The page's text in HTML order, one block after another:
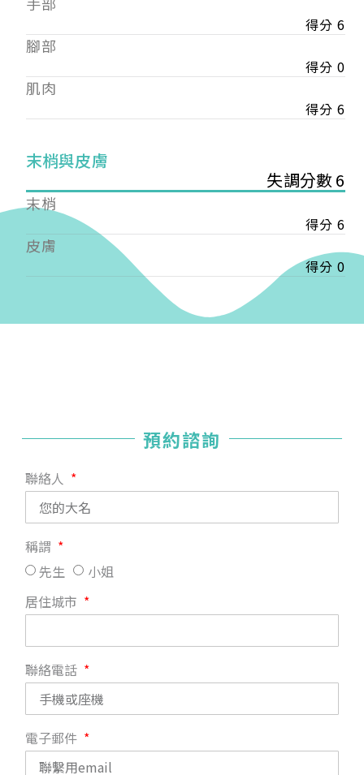
得分 6
腳部
得分 0
肌肉
得分 6
末梢與皮膚
失調分數 6
末梢
得分 6
皮膚
得分 0
預約諮詢
聯絡人
稱謂
先生
小姐
居住城市
聯絡電話
電子郵件
會審核通過後即通知您進行繳費，繳費資訊如下
【會費】
個人會員:
入會費新臺幣1200元，於會員入會時繳納；常年會
費1200元，於每年度繳納。
費3000元，於每年度繳納。
戶名: 社團法人台灣自律神經健康培訓暨發展協會
帳號: 003-03-501566-2
銀行: (013) 國泰世華 南京東路分行